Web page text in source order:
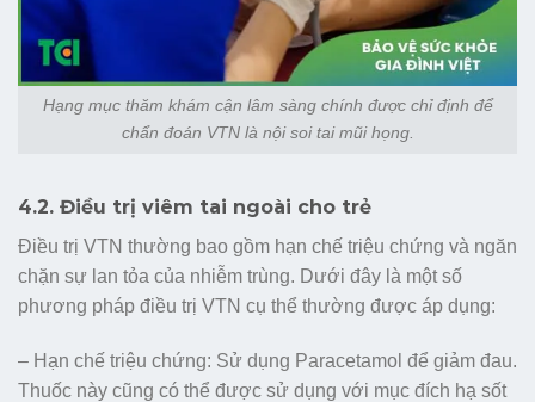
Hạng mục thăm khám cận lâm sàng chính được chỉ định để
chẩn đoán VTN là nội soi tai mũi họng.
4.2. Điều trị viêm tai ngoài cho trẻ
Điều trị VTN thường bao gồm hạn chế triệu chứng và ngăn
chặn sự lan tỏa của nhiễm trùng. Dưới đây là một số
phương pháp điều trị VTN cụ thể thường được áp dụng:
– Hạn chế triệu chứng: Sử dụng Paracetamol để giảm đau.
Thuốc này cũng có thể được sử dụng với mục đích hạ sốt